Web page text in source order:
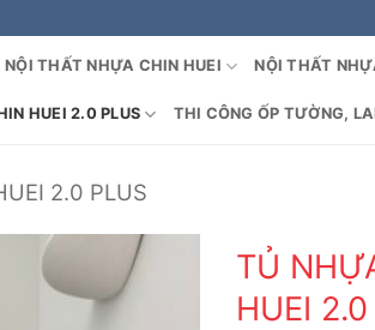
NỘI THẤT NHỰA CHIN HUEI NỘI THẤT
HUEI 2.0 PLUS THI CÔNG ỐP TƯỜNG,
2.0 PLUS
TỦ
HUEI